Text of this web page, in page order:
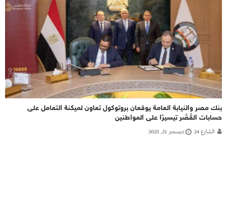
بنك مصر والنيابة العامة يوقعان بروتوكول تعاون لميكنة التعامل على
حسابات القُصَّر تيسيرًا على المواطنين
الشارع 24 ديسمبر 31, 2025